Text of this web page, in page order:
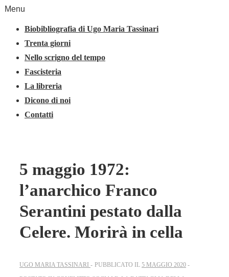
Menu
Biobibliografia di Ugo Maria Tassinari
Trenta giorni
Nello scrigno del tempo
Fascisteria
La libreria
Dicono di noi
Contatti
5 maggio 1972:
l’anarchico Franco
Serantini pestato dalla
Celere. Morirà in cella
UGO MARIA TASSINARI PUBBLICATO IL 5 MAGGIO 2020